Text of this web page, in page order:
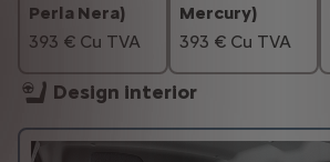
Perla Nera)
393 € Cu TVA
Mercury)
393 € Cu TVA
Design interior